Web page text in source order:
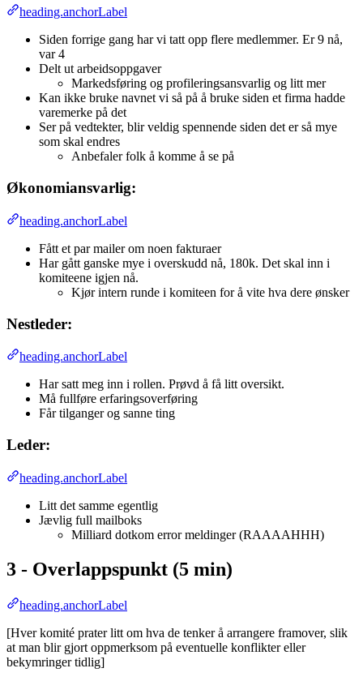
heading.anchorLabel
Siden forrige gang har vi tatt opp flere medlemmer. Er 9 nå,
var 4
Delt ut arbeidsoppgaver
Markedsføring og profileringsansvarlig og litt mer
Kan ikke bruke navnet vi så på å bruke siden et firma hadde
varemerke på det
Ser på vedtekter, blir veldig spennende siden det er så mye
som skal endres
Anbefaler folk å komme å se på
Økonomiansvarlig:
heading.anchorLabel
Fått et par mailer om noen fakturaer
Har gått ganske mye i overskudd nå, 180k. Det skal inn i
komiteene igjen nå.
Kjør intern runde i komiteen for å vite hva dere ønsker
Nestleder:
heading.anchorLabel
Har satt meg inn i rollen. Prøvd å få litt oversikt.
Må fullføre erfaringsoverføring
Får tilganger og sanne ting
Leder:
heading.anchorLabel
Litt det samme egentlig
Jævlig full mailboks
Milliard dotkom error meldinger (RAAAAHHH)
3 - Overlappspunkt (5 min)
heading.anchorLabel
[Hver komité prater litt om hva de tenker å arrangere framover, slik
at man blir gjort oppmerksom på eventuelle konflikter eller
bekymringer tidlig]